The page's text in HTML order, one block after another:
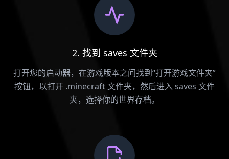
2. 找到 saves 文件夹
打开您的启动器，在游戏版本之间找到“打开游戏文件夹”
按钮，以打开 .minecraft 文件夹，然后进入 saves 文件
夹，选择你的世界存档。